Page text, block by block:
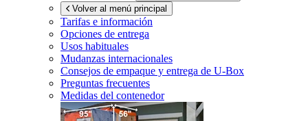
Volver al menú principal
Tarifas e información
Opciones de entrega
Usos habituales
Mudanzas internacionales
Consejos de empaque y entrega de U-Box
Preguntas frecuentes
Medidas del contenedor